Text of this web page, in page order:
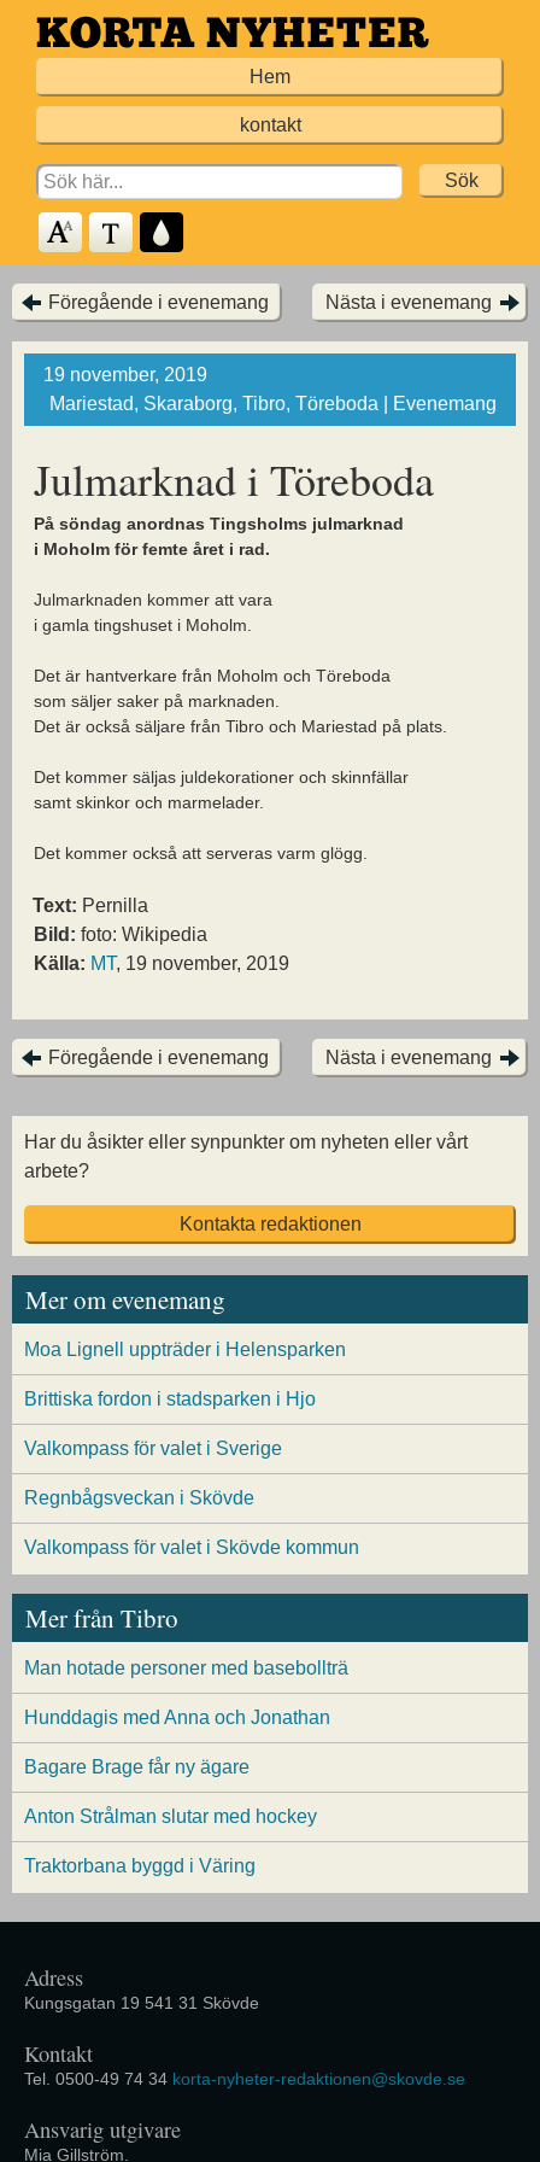
Hoppa
till
Hem
kontakt
Search
for:
Föregående i evenemang Nästa i evenemang
19 november, 2019
Mariestad, Skaraborg, Tibro, Töreboda | Evenemang
Julmarknad i Töreboda
På söndag anordnas Tingsholms julmarknad
i Moholm för femte året i rad.
Julmarknaden kommer att vara
i gamla tingshuset i Moholm.
Det är hantverkare från Moholm och Töreboda
som säljer saker på marknaden.
Det är också säljare från Tibro och Mariestad på plats.
Det kommer säljas juldekorationer och skinnfällar
samt skinkor och marmelader.
Det kommer också att serveras varm glögg.
Text: Pernilla
Bild: foto: Wikipedia
Källa: MT, 19 november, 2019
Föregående i evenemang Nästa i evenemang
Har du åsikter eller synpunkter om nyheten eller vårt
arbete?
Kontakta redaktionen
Mer om evenemang
Moa Lignell uppträder i Helensparken
Brittiska fordon i stadsparken i Hjo
Valkompass för valet i Sverige
Regnbågsveckan i Skövde
Valkompass för valet i Skövde kommun
Mer från Tibro
Man hotade personer med basebollträ
Hunddagis med Anna och Jonathan
Bagare Brage får ny ägare
Anton Strålman slutar med hockey
Traktorbana byggd i Väring
Adress
Kungsgatan 19 541 31 Skövde
Kontakt
Tel. 0500-49 74 34 korta-nyheter-redaktionen@skovde.se
Ansvarig utgivare
Mia Gillström.